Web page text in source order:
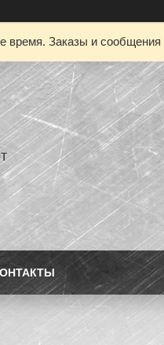
время. Заказы и